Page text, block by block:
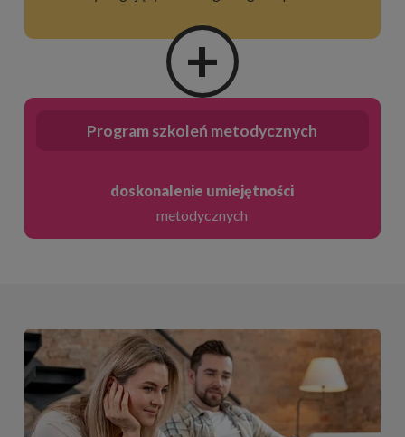
+
Program szkoleń metodycznych
doskonalenie umiejętności
metodycznych